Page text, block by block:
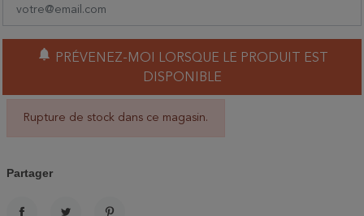
notifications
DISPONIBLE
Rupture de stock dans ce magasin.
Partager